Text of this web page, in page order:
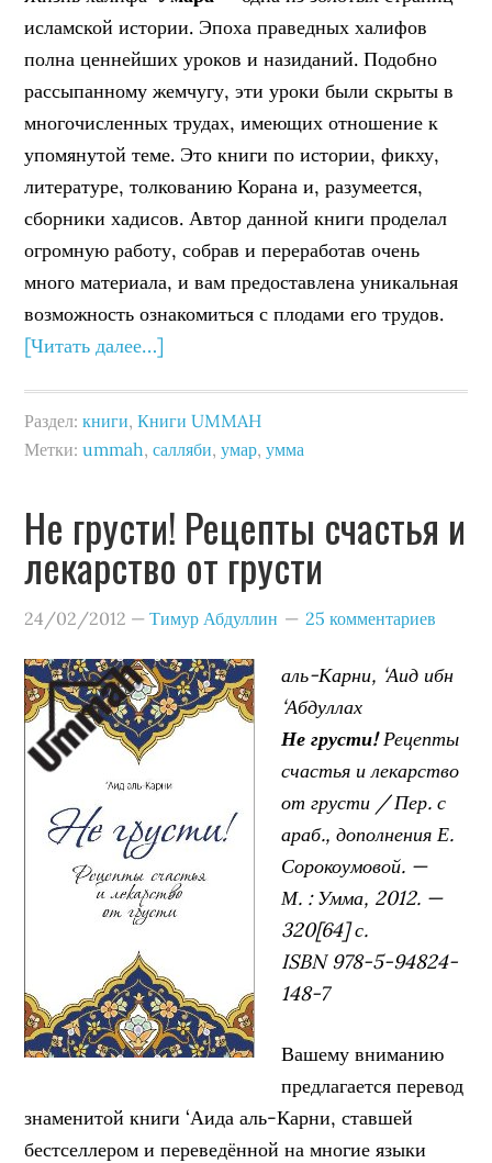
исламской истории. Эпоха праведных халифов
полна ценнейших уроков и назиданий. Подобно
рассыпанному жемчугу, эти уроки были скрыты в
многочисленных трудах, имеющих отношение к
упомянутой теме. Это книги по истории, фикху,
литературе, толкованию Корана и, разумеется,
сборники хадисов. Автор данной книги проделал
огромную работу, собрав и переработав очень
много материала, и вам предоставлена уникальная
возможность ознакомиться с плодами его трудов.
[Читать далее…]
Раздел:книги,Книги UMMAH
Метки:ummah,салляби,умар,умма
Не грусти! Рецепты счастья и
лекарство от грусти
24/02/2012 —Тимур Абдуллин 25 комментариев
аль-Карни, ‘Аид ибн
‘Абдуллах
Не грусти!Рецепты
счастья и лекарство
от грусти / Пер. с
араб., дополнения Е.
Сорокоумовой. —
М. : Умма, 2012. —
320[64] с.
ISBN 978-5-94824-
148-7
Вашему вниманию
предлагается перевод
знаменитой книги ‘Аида аль-Карни, ставшей
бестселлером и переведённой на многие языки